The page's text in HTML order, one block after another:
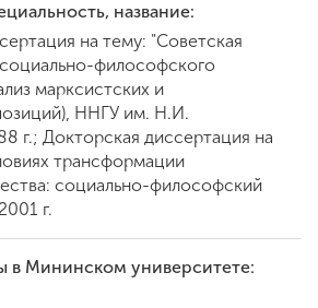
об
CHI
название:
на тему: "Советская
философского
марксистских и
ННГУ им. Н.И.
г.; Докторская диссертация на
трансформации
социально-философский
г.
в Мининском университете: